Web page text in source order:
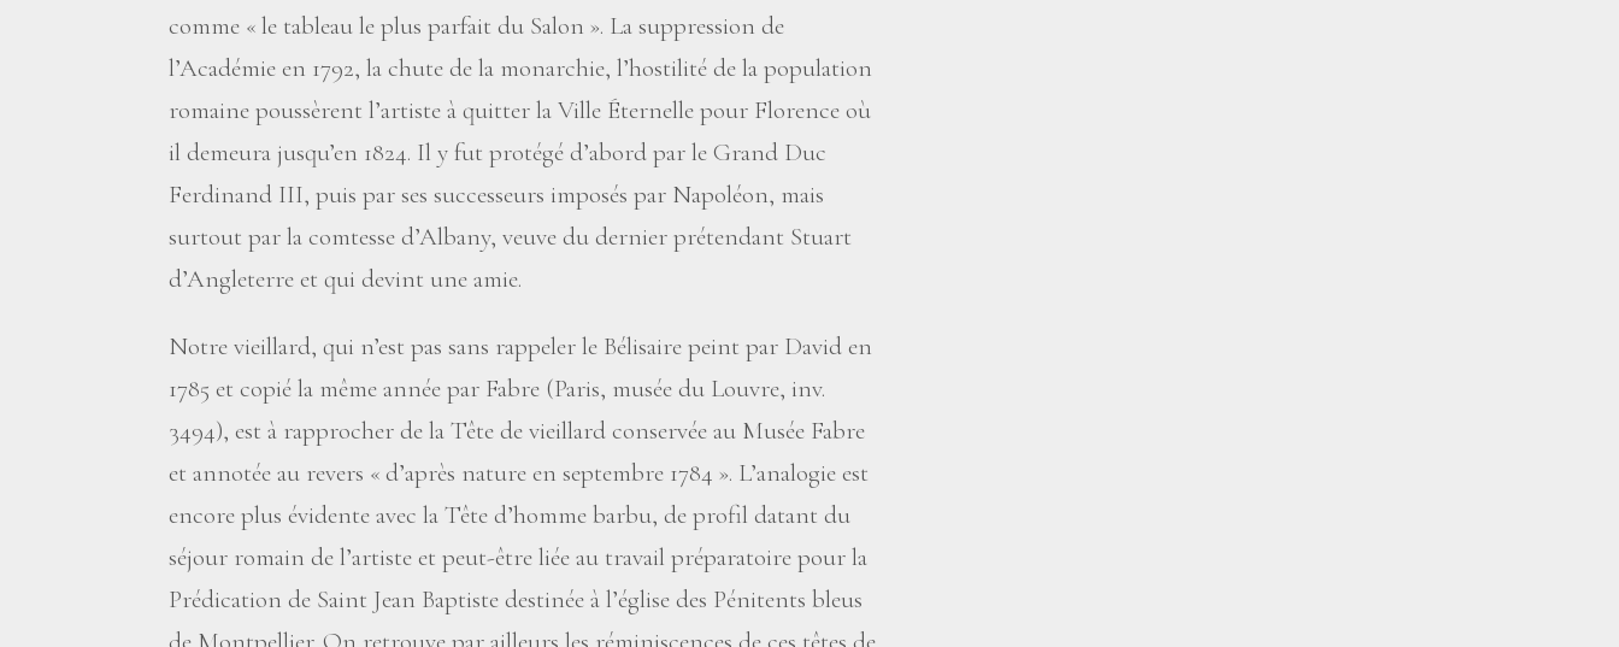
comme « le tableau le plus parfait du Salon ». La suppression de
l’Académie en 1792, la chute de la monarchie, l’hostilité de la population
romaine poussèrent l’artiste à quitter la Ville Éternelle pour Florence où
il demeura jusqu’en 1824. Il y fut protégé d’abord par le Grand Duc
Ferdinand III, puis par ses successeurs imposés par Napoléon, mais
surtout par la comtesse d’Albany, veuve du dernier prétendant Stuart
d’Angleterre et qui devint une amie.
Notre vieillard, qui n’est pas sans rappeler le Bélisaire peint par David en
1785 et copié la même année par Fabre (Paris, musée du Louvre, inv.
3494), est à rapprocher de la Tête de vieillard conservée au Musée Fabre
et annotée au revers « d’après nature en septembre 1784 ». L’analogie est
encore plus évidente avec la Tête d’homme barbu, de profil datant du
séjour romain de l’artiste et peut-être liée au travail préparatoire pour la
Prédication de Saint Jean Baptiste destinée à l’église des Pénitents bleus